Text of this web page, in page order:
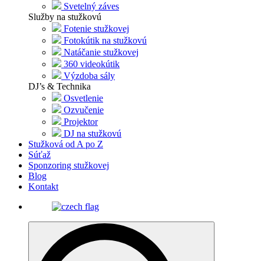
Svetelný záves
Služby na stužkovú
Fotenie stužkovej
Fotokútik na stužkovú
Natáčanie stužkovej
360 videokútik
Výzdoba sály
DJ’s & Technika
Osvetlenie
Ozvučenie
Projektor
DJ na stužkovú
Stužková od A po Z
Súťaž
Sponzoring stužkovej
Blog
Kontakt